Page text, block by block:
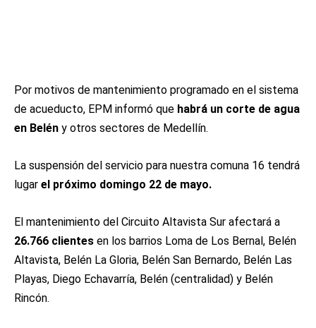
Por motivos de mantenimiento programado en el sistema
de acueducto, EPM informó que habrá un corte de agua
en Belén y otros sectores de Medellín.
La suspensión del servicio para nuestra comuna 16 tendrá
lugar el próximo domingo 22 de mayo.
El mantenimiento del Circuito Altavista Sur afectará a
26.766 clientes en los barrios Loma de Los Bernal, Belén
Altavista, Belén La Gloria, Belén San Bernardo, Belén Las
Playas, Diego Echavarría, Belén (centralidad) y Belén
Rincón.